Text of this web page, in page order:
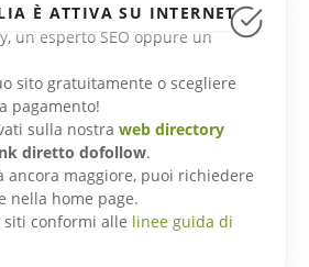
È ATTIVA SU INTERNET
un esperto SEO oppure un
sito gratuitamente o scegliere
pagamento!
sulla nostra web directory
diretto dofollow.
ancora maggiore, puoi richiedere
nella home page.
siti conformi alle linee guida di